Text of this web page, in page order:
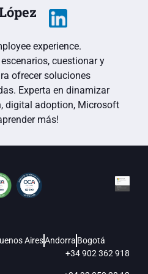
experience.
cuestionar y
ofrecer soluciones
Experta en dinamizar
digital adoption, Microsoft
más!
AiresAndorra Bogotá
+34 902 362 918